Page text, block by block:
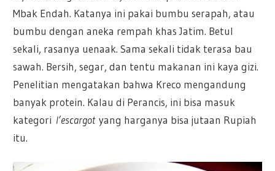
Mbak Endah. Katanya ini pakai bumbu serapah, atau
bumbu dengan aneka rempah khas Jatim. Betul
sekali, rasanya uenaak. Sama sekali tidak terasa bau
sawah. Bersih, segar, dan tentu makanan ini kaya gizi.
Penelitian mengatakan bahwa Kreco mengandung
banyak protein. Kalau di Perancis, ini bisa masuk
kategori l’escargotyang harganya bisa jutaan Rupiah
itu.